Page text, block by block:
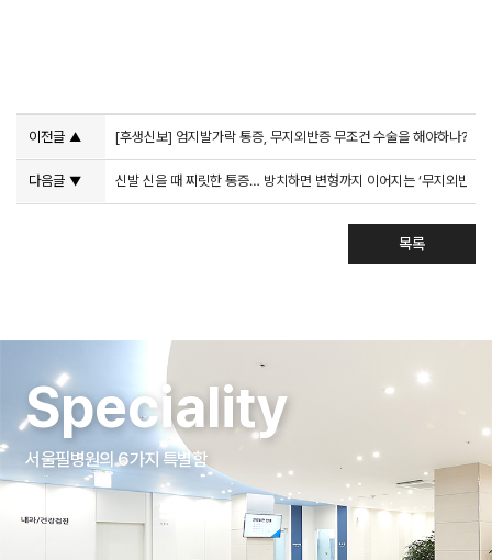
이전글 ▲ [후생신보] 엄지발가락 통증, 무지외반증 무조건 수술을 해야하나?
다음글 ▼ 신발 신을 때 찌릿한 통증… 방치하면 변형까지 이어지는 ‘무지외반증’
목록
Speciality
서울필병원의 6가지 특별함